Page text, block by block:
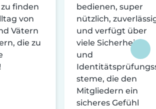
finden
von
Vätern
die zu
bedienen, super
nützlich,
und verfügt über
viele Sicherheits-
und
steme, die den
Mitgliedern ein
sicheres Gefühl